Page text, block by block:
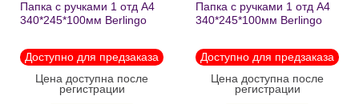
Папка с ручками 1 отд А4
340*245*100мм Berlingo
молнии1246
Доступно для предзаказа
Цена доступна после
регистрации
Папка с ручками 1 отд А4
340*245*100мм Berlingo
пластик на молнии 1215
Доступно для предзаказа
Цена доступна после
регистрации